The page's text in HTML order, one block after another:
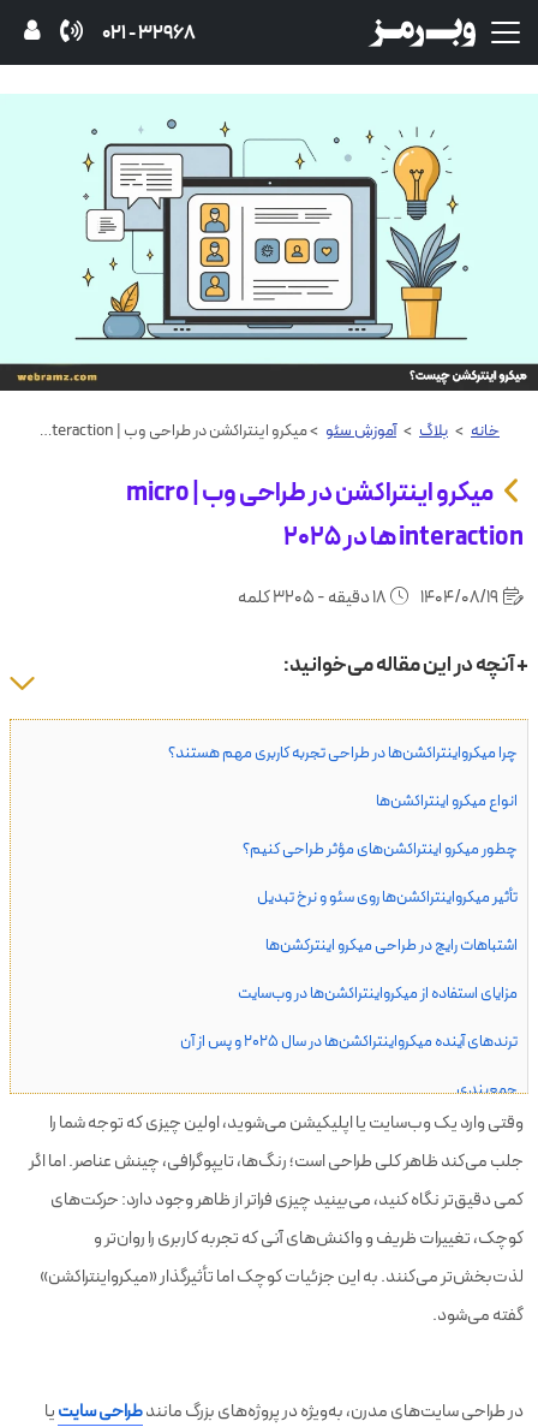
32968 - 021
خانه > بلاگ > آموزش‌ سئو > میکرو اینتراکشن‌ در طراحی وب | micro interaction ها در 2025
میکرو اینتراکشن‌ در طراحی وب | micro
interaction ها در 2025
+ آنچه در این مقاله می‌خوانید:
چرا میکرواینتراکشن‌ها در طراحی تجربه کاربری مهم هستند؟
انواع میکرو اینتراکشن‌ها
چطور میکرو اینتراکشن‌های مؤثر طراحی کنیم؟
تأثیر میکرواینتراکشن‌ها روی سئو و نرخ تبدیل
اشتباهات رایج در طراحی میکرو اینترکشن‌ها
مزایای استفاده از میکرواینتراکشن‌ها در وب‌سایت
ترندهای آینده میکرواینتراکشن‌ها در سال ۲۰۲۵ و پس از آن
جمع‌بندی
سوالات متداول
وقتی وارد یک وب‌سایت یا اپلیکیشن می‌شوید، اولین چیزی که توجه شما را
جلب می‌کند ظاهر کلی طراحی است؛ رنگ‌ها، تایپوگرافی، چینش عناصر. اما اگر
کمی دقیق‌تر نگاه کنید، می‌بینید چیزی فراتر از ظاهر وجود دارد: حرکت‌های
کوچک، تغییرات ظریف و واکنش‌های آنی که تجربه کاربری را روان‌تر و
لذت‌بخش‌تر می‌کنند. به این جزئیات کوچک اما تأثیرگذار «میکرواینتراکشن»
گفته می‌شود.
در طراحی سایت‌های مدرن، به‌ویژه در پروژه‌های بزرگ مانندطراحی سایتیا